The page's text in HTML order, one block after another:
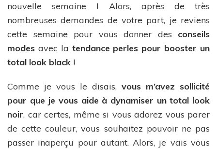
nouvelle semaine ! Alors, après de très
nombreuses demandes de votre part, je reviens
cette semaine pour vous donner des conseils
modes avec la tendance perles pour booster un
total look black !
Comme je vous le disais, vous m’avez sollicité
pour que je vous aide à dynamiser un total look
noir, car certes, même si vous adorez vous parer
de cette couleur, vous souhaitez pouvoir ne pas
passer inaperçu pour autant. Alors, je vais vous